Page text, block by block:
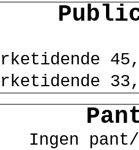
Ingen